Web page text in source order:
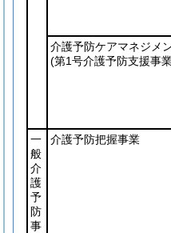
介護予防ケアマネジメ
(第1号介護予防支援事
一
般
介
護
予
防
事
介護予防把握事業